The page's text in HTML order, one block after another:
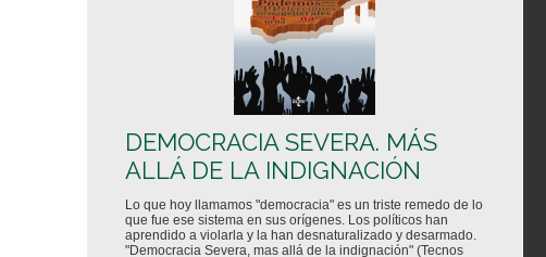
DEMOCRACIA SEVERA. MÁS
ALLÁ DE LA INDIGNACIÓN
Lo que hoy llamamos "democracia" es un triste remedo de lo
que fue ese sistema en sus orígenes. Los políticos han
aprendido a violarla y la han desnaturalizado y desarmado.
"Democracia Severa, mas allá de la indignación" (Tecnos